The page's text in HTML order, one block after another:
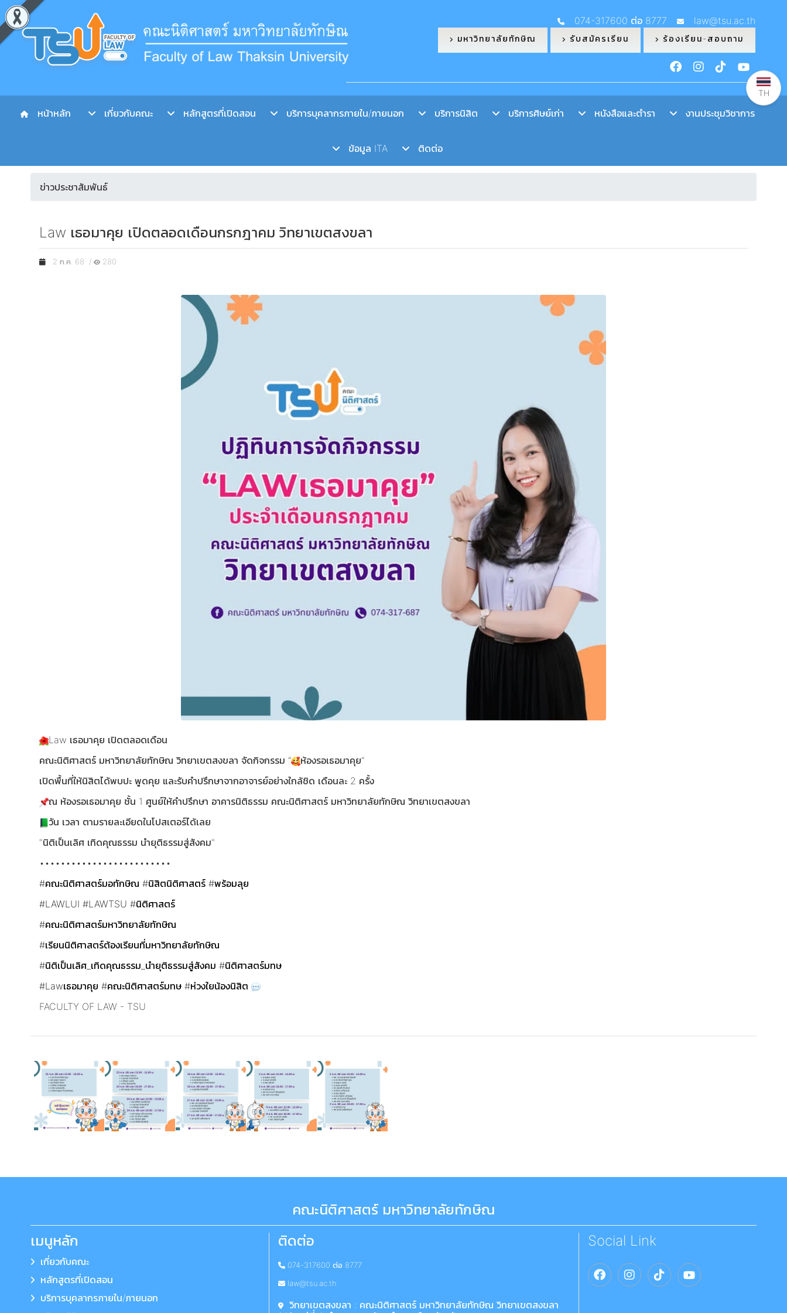
074-317600 ต่อ 8777 law@tsu.ac.th
มหาวิทยาลัยทักษิณ รับสมัครเรียน ร้องเรียน-สอบถาม
หน้าหลัก เกี่ยวกับคณะ หลักสูตรที่เปิดสอน บริการบุคลากรภายใน/ภายนอก บริการนิสิต บริการศิษย์เก่า หนังสือและตำรา งานประชุมวิชาการ
ข้อมูล ITA ติดต่อ
ข่าวประชาสัมพันธ์
Law เธอมาคุย เปิดตลอดเดือนกรกฎาคม วิทยาเขตสงขลา
2 ก.ค. 68 / 280
Law เธอมาคุย เปิดตลอดเดือน
คณะนิติศาสตร์ มหาวิทยาลัยทักษิณ วิทยาเขตสงขลา จัดกิจกรรม “
ห้องรอเธอมาคุย”
เปิดพื้นที่ให้นิสิตได้พบปะ พูดคุย และรับคำปรึกษาจากอาจารย์อย่างใกล้ชิด เดือนละ 2 ครั้ง
ณ ห้องรอเธอมาคุย ชั้น 1 ศูนย์ให้คำปรึกษา อาคารนิติธรรม คณะนิติศาสตร์ มหาวิทยาลัยทักษิณ วิทยาเขตสงขลา
วัน เวลา ตามรายละเอียดในโปสเตอร์ได้เลย
"นิติเป็นเลิศ เทิดคุณธรรม นำยุติธรรมสู่สังคม"
•••••••••••••••••••••••••
#คณะนิติศาสตร์มอทักษิณ #นิสิตนิติศาสตร์ #พร้อมลุย
#LAWLUI #LAWTSU #นิติศาสตร์
#คณะนิติศาสตร์มหาวิทยาลัยทักษิณ
#เรียนนิติศาสตร์ต้องเรียนที่มหาวิทยาลัยทักษิณ
#นิติเป็นเลิศ_เทิดคุณธรรม_นำยุติธรรมสู่สังคม #นิติศาสตร์มทษ
#Lawเธอมาคุย #คณะนิติศาสตร์มทษ #ห่วงใยน้องนิสิต
FACULTY OF LAW - TSU
คณะนิติศาสตร์ มหาวิทยาลัยทักษิณ
เมนูหลัก
เกี่ยวกับคณะ
หลักสูตรที่เปิดสอน
บริการบุคลากรภายใน/ภายนอก
ติดต่อ
074-317600 ต่อ 8777
law@tsu.ac.th
วิทยาเขตสงขลา : คณะนิติศาสตร์ มหาวิทยาลัยทักษิณ วิทยาเขตสงขลา
Social Link
TH